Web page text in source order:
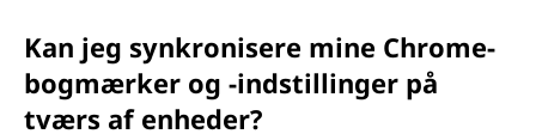
Kan jeg synkronisere mine Chrome-
bogmærker og -indstillinger på
tværs af enheder?